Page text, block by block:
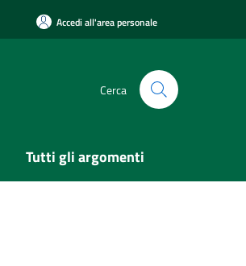
Accedi all'area personale
Cerca
Tutti gli argomenti